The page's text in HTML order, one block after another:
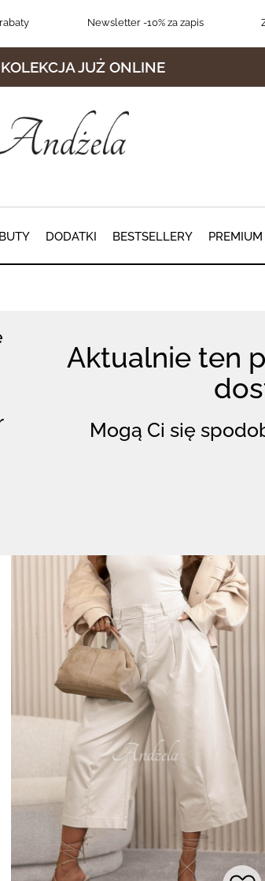
Newsletter-10% za zapis
JUŻ ONLINE
BUTY DODATKI BESTSELLERY PREMIUM
Aktualnie ten
Mogą Ci się